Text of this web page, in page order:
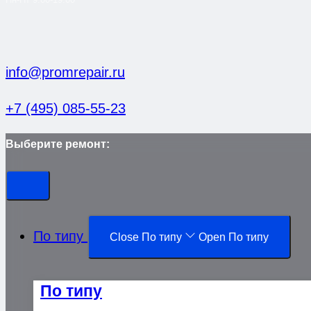
info@promrepair.ru
+7 (495) 085-55-23
Выберите ремонт:
По типу Close По типу Open По типу
По типу